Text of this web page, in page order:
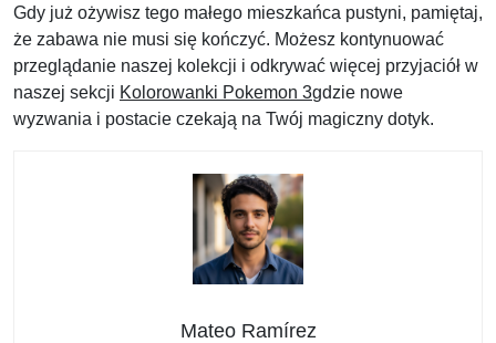
Gdy już ożywisz tego małego mieszkańca pustyni, pamiętaj,
że zabawa nie musi się kończyć. Możesz kontynuować
przeglądanie naszej kolekcji i odkrywać więcej przyjaciół w
naszej sekcji Kolorowanki Pokemon 3gdzie nowe
wyzwania i postacie czekają na Twój magiczny dotyk.
Mateo Ramírez